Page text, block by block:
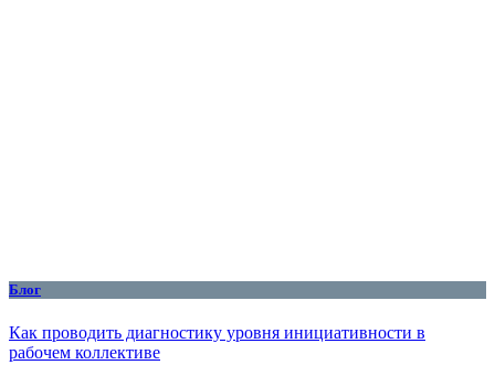
Блог
Как проводить диагностику уровня инициативности в
рабочем коллективе